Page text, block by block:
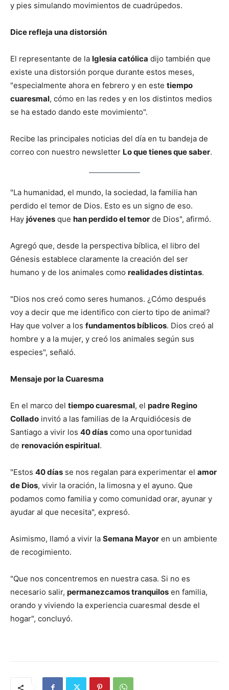
y pies simulando movimientos de cuadrúpedos.
Dice refleja una distorsión
El representante de la Iglesia católica dijo también que
existe una distorsión porque durante estos meses,
"especialmente ahora en febrero y en este tiempo
cuaresmal, cómo en las redes y en los distintos medios
se ha estado dando este movimiento".
Recibe las principales noticias del día en tu bandeja de
correo con nuestro newsletter Lo que tienes que saber.
"La humanidad, el mundo, la sociedad, la familia han
perdido el temor de Dios. Esto es un signo de eso.
Hay jóvenes que han perdido el temor de Dios", afirmó.
Agregó que, desde la perspectiva bíblica, el libro del
Génesis establece claramente la creación del ser
humano y de los animales como realidades distintas.
"Dios nos creó como seres humanos. ¿Cómo después
voy a decir que me identifico con cierto tipo de animal?
Hay que volver a los fundamentos bíblicos. Dios creó al
hombre y a la mujer, y creó los animales según sus
especies", señaló.
Mensaje por la Cuaresma
En el marco del tiempo cuaresmal, el padre Regino
Collado invitó a las familias de la Arquidiócesis de
Santiago a vivir los 40 días como una oportunidad
de renovación espiritual.
"Estos 40 días se nos regalan para experimentar el amor
de Dios, vivir la oración, la limosna y el ayuno. Que
podamos como familia y como comunidad orar, ayunar y
ayudar al que necesita", expresó.
Asimismo, llamó a vivir la Semana Mayor en un ambiente
de recogimiento.
"Que nos concentremos en nuestra casa. Si no es
necesario salir, permanezcamos tranquilos en familia,
orando y viviendo la experiencia cuaresmal desde el
hogar", concluyó.